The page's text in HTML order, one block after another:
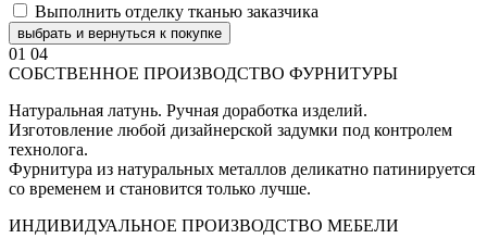
Выполнить отделку тканью заказчика
выбрать и вернуться к покупке
01 04
СОБСТВЕННОЕ ПРОИЗВОДСТВО ФУРНИТУРЫ
Натуральная латунь. Ручная доработка изделий.
Изготовление любой дизайнерской задумки под контролем
технолога.
Фурнитура из натуральных металлов деликатно патинируется
со временем и становится только лучше.
ИНДИВИДУАЛЬНОЕ ПРОИЗВОДСТВО МЕБЕЛИ